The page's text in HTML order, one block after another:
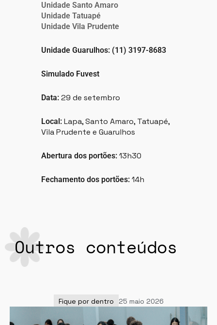
Unidade Santo Amaro
Unidade Tatuapé
Unidade Vila Prudente
Unidade Guarulhos: (11) 3197-8683
Simulado Fuvest
Data:29 de setembro
Local:Lapa, Santo Amaro, Tatuapé,
Vila Prudente e Guarulhos
Abertura dos portões:13h30
Fechamento dos portões:14h
Outros conteúdos
Fique por dentro 25 maio 2026